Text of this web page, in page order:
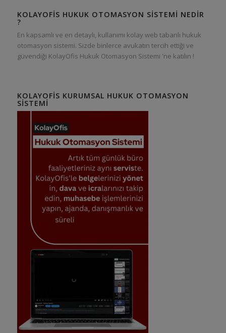
KOLAYOFIS HUKUK OTOMASYON SISTEMI NEDIR
?
En kapsamlı ve en detaylı, kullanımı kolay web tabanlı hukuk
otomasyon sistemi. Sizde binlerce avukatın tercih ettiği ve
güvendiği KolayOfis Hukuk Otomasyon Sistemi 'ne katılın !
KOLAYOFIS KURUMSAL HUKUK OTOMASYON
SISTEMI